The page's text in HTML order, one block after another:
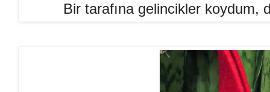
Bir tarafına gelincikler koydum,